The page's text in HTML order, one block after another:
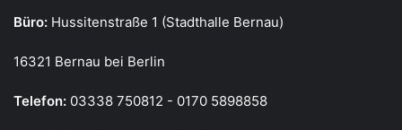
Büro: Hussitenstraße 1 (Stadthalle Bernau)
16321 Bernau bei Berlin
Telefon: 03338 750812 - 0170 5898858